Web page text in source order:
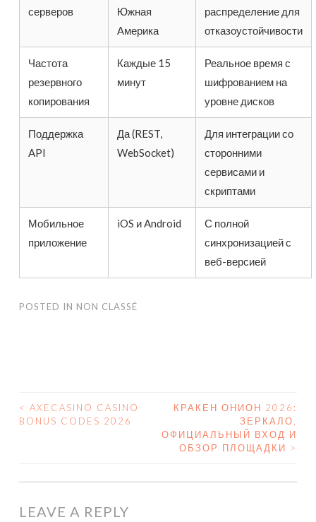
серверов
Южная
Америка
распределение для
отказоустойчивости
Частота
резервного
копирования
Каждые 15
минут
Реальное время с
шифрованием на
уровне дисков
Поддержка
API
Да (REST,
WebSocket)
Для интеграции со
сторонними
сервисами и
скриптами
Мобильное
приложение
iOS и Android
С полной
синхронизацией с
веб-версией
POSTED IN NON CLASSÉ
POST NAVIGATION
< AXECASINO CASINO
BONUS CODES 2026
КРАКЕН ОНИОН 2026:
ЗЕРКАЛО,
ОФИЦИАЛЬНЫЙ ВХОД И
ОБЗОР ПЛОЩАДКИ >
LEAVE A REPLY